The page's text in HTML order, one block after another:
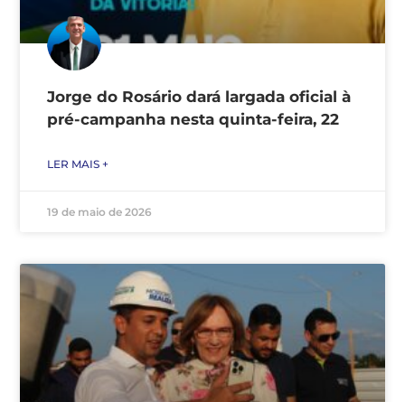
Jorge do Rosário dará largada oficial à
pré-campanha nesta quinta-feira, 22
LER MAIS +
19 de maio de 2026